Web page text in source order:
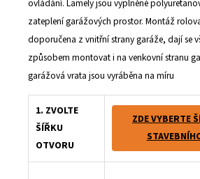
ovládání. Lamely jsou vyplněné
zateplení garážových prostor. Montáž
doporučena z vnitřní strany garáže, dají se
způsobem montovat i na venkovní stranu
garážová vrata jsou vyráběna na míru
1. ZVOLTE
ŠÍŘKU
OTVORU
ZDE VYBERTE